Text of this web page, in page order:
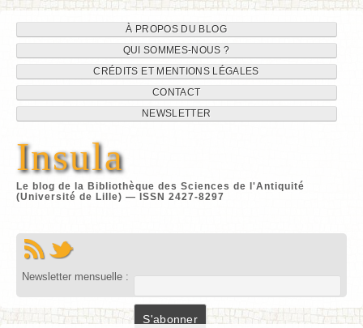
Navigation
du
site
au
contenu
À PROPOS DU BLOG
QUI SOMMES-NOUS ?
CRÉDITS ET MENTIONS LÉGALES
CONTACT
NEWSLETTER
Insula
Le blog de la Bibliothèque des Sciences de l'Antiquité
(Université de Lille) — ISSN 2427-8297
Newsletter mensuelle :